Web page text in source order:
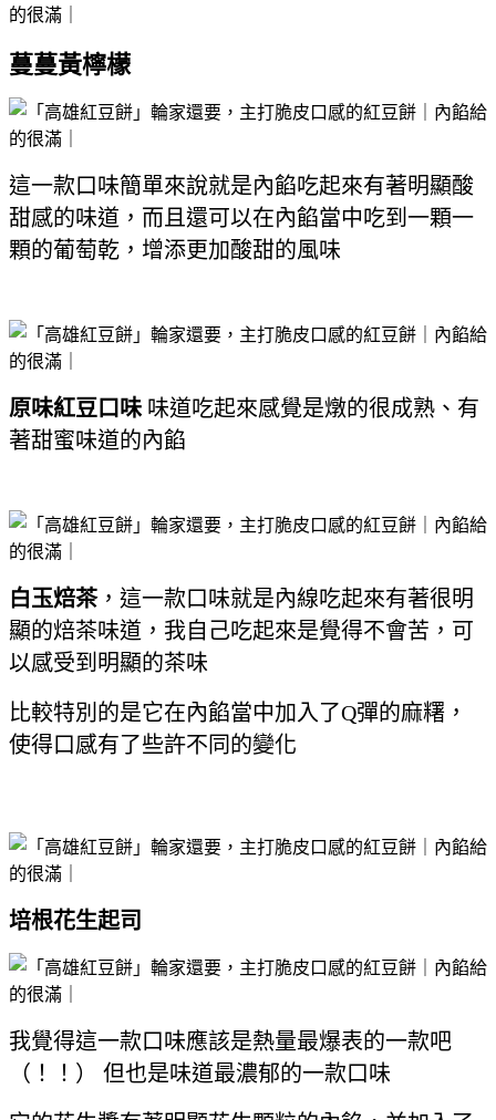
蔓蔓黃檸檬
這一款口味簡單來說就是內餡吃起來有著明顯酸
甜感的味道，而且還可以在內餡當中吃到一顆一
顆的葡萄乾，增添更加酸甜的風味
原味紅豆口味味道吃起來感覺是燉的很成熟、有
著甜蜜味道的內餡
白玉焙茶，這一款口味就是內線吃起來有著很明
顯的焙茶味道，我自己吃起來是覺得不會苦，可
以感受到明顯的茶味
比較特別的是它在內餡當中加入了Q彈的麻糬，
使得口感有了些許不同的變化
培根花生起司
我覺得這一款口味應該是熱量最爆表的一款吧
（！！） 但也是味道最濃郁的一款口味